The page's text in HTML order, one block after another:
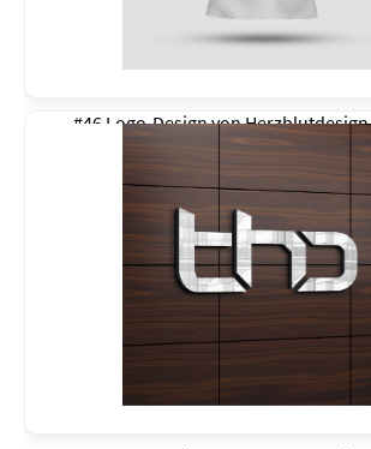
#46 Logo-Design vonHerzblutdesign